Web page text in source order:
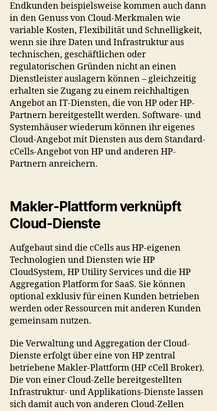
Endkunden beispielsweise kommen auch dann
in den Genuss von Cloud-Merkmalen wie
variable Kosten, Flexibilität und Schnelligkeit,
wenn sie ihre Daten und Infrastruktur aus
technischen, geschäftlichen oder
regulatorischen Gründen nicht an einen
Dienstleister auslagern können – gleichzeitig
erhalten sie Zugang zu einem reichhaltigen
Angebot an IT-Diensten, die von HP oder HP-
Partnern bereitgestellt werden. Software- und
Systemhäuser wiederum können ihr eigenes
Cloud-Angebot mit Diensten aus dem Standard-
cCells-Angebot von HP und anderen HP-
Partnern anreichern.
Makler-Plattform verknüpft
Cloud-Dienste
Aufgebaut sind die cCells aus HP-eigenen
Technologien und Diensten wie HP
CloudSystem, HP Utility Services und die HP
Aggregation Platform for SaaS. Sie können
optional exklusiv für einen Kunden betrieben
werden oder Ressourcen mit anderen Kunden
gemeinsam nutzen.
Die Verwaltung und Aggregation der Cloud-
Dienste erfolgt über eine von HP zentral
betriebene Makler-Plattform (HP cCell Broker).
Die von einer Cloud-Zelle bereitgestellten
Infrastruktur- und Applikations-Dienste lassen
sich damit auch von anderen Cloud-Zellen